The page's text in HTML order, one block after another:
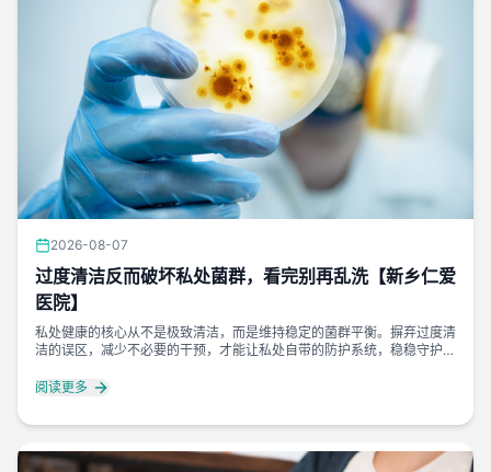
2026-08-07
过度清洁反而破坏私处菌群，看完别再乱洗【新乡仁爱
医院】
私处健康的核心从不是极致清洁，而是维持稳定的菌群平衡。摒弃过度清
洁的误区，减少不必要的干预，才能让私处自带的防护系统，稳稳守护女
阅读更多